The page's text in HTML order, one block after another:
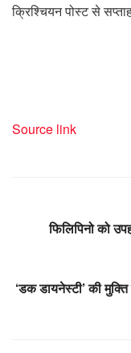
क्रिश्चियन पोस्ट से
Source link
फिलिपिनो को
‘डक डायनेस्टी’ की